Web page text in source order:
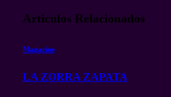
Articulos Relacionados
Magazine
LA ZORRA ZAPATA